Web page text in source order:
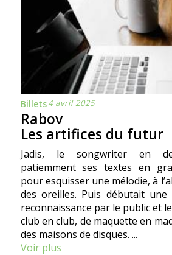
Billets4 avril 2025
Rabov
Les artifices du futur
Jadis, le songwriter en
patiemment ses textes en
pour esquisser une mélodie, à
des oreilles. Puis débutait
reconnaissance par le public et
club en club, de maquette en
des maisons de disques. ...
Voir plus